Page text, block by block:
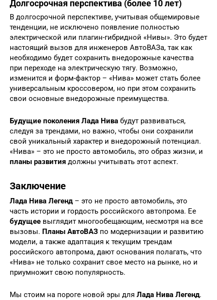
Долгосрочная перспектива (более 10 лет)
В долгосрочной перспективе, учитывая общемировые
тенденции, не исключено появление полностью
электрической или плагин-гибридной «Нивы». Это будет
настоящий вызов для инженеров АвтоВАЗа, так как
необходимо будет сохранить внедорожные качества
при переходе на электрическую тягу. Возможно,
изменится и форм-фактор – «Нива» может стать более
универсальным кроссовером, но при этом сохранить
свои основные внедорожные преимущества.
Будущие поколения Лада Нива будут развиваться,
следуя за трендами, но важно, чтобы они сохранили
свой уникальный характер и внедорожный потенциал.
«Нива» – это не просто автомобиль, это образ жизни, и
планы развития должны учитывать этот аспект.
Заключение
Лада Нива Легенд– это не просто автомобиль, это
часть истории и гордость российского автопрома. Ее
будущее выглядит многообещающим, несмотря на все
вызовы. Планы АвтоВАЗ по модернизации и развитию
модели, а также адаптация к текущим трендам
российского автопрома, дают основания полагать, что
«Нива» не только сохранит свое место на рынке, но и
приумножит свою популярность.
Мы стоим на пороге новой эры для Лада Нива Легенд.